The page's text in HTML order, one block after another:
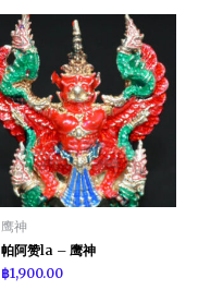
鹰神
帕阿赞la – 鹰神
฿1,900.00